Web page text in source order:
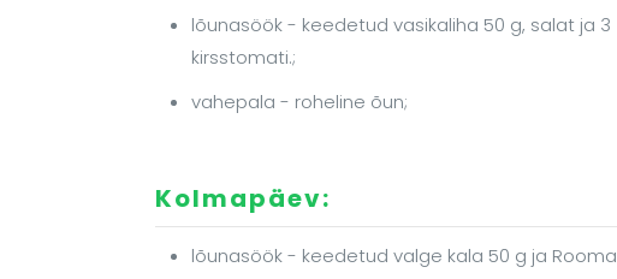
lõunasöök - keedetud vasikaliha 50 g, salat ja 3
kirsstomati.;
vahepala - roheline õun;
Kolmapäev:
lõunasöök - keedetud valge kala 50 g ja Rooma